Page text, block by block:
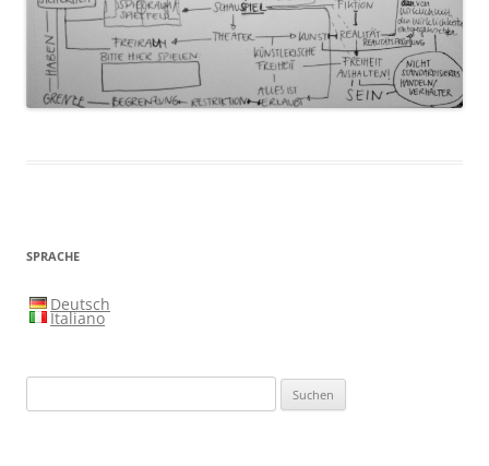
SPRACHE
Deutsch
Italiano
nach: